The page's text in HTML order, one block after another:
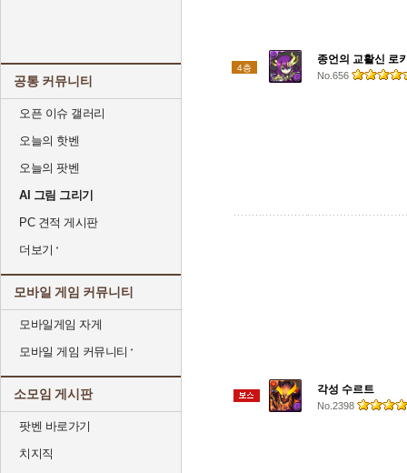
공통 커뮤니티
오픈 이슈 갤러리
오늘의 핫벤
오늘의 팟벤
AI 그림 그리기
PC 견적 게시판
더보기
모바일 게임 커뮤니티
모바일게임 자게
모바일 게임 커뮤니티
소모임 게시판
팟벤 바로가기
치지직
4층
종언의 교활신 로
No.656
각성 수르트
No.2398